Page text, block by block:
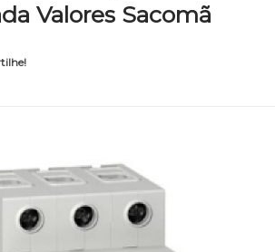
Valores Sacomã